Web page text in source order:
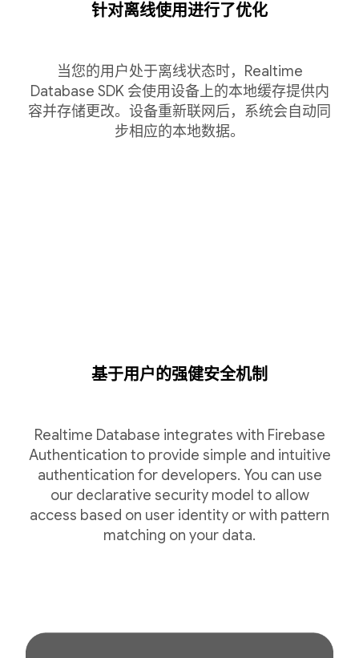
针对离线使用进行了优化
当您的用户处于离线状态时，Realtime
Database SDK 会使用设备上的本地缓存提供内
容并存储更改。设备重新联网后，系统会自动同
步相应的本地数据。
基于用户的强健安全机制
Realtime Database integrates with Firebase
Authentication to provide simple and intuitive
authentication for developers. You can use
our declarative security model to allow
access based on user identity or with pattern
matching on your data.